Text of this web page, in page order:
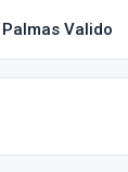
Valido